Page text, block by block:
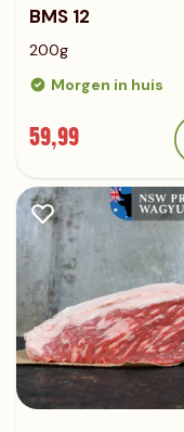
BMS 12
200g
Morgen in huis
59,99